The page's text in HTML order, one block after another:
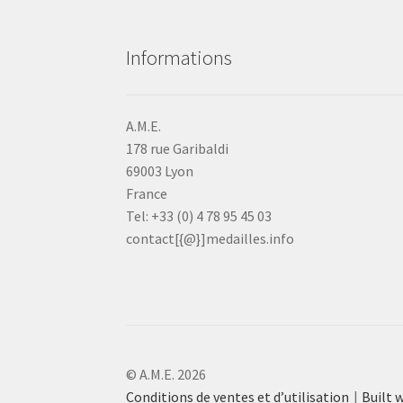
Informations
A.M.E.
178 rue Garibaldi
69003 Lyon
France
Tel: +33 (0) 4 78 95 45 03
contact[{@}]medailles.info
© A.M.E. 2026
Conditions de ventes et d’utilisation
Built